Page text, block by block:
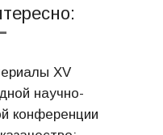
XV
научно-
конференции